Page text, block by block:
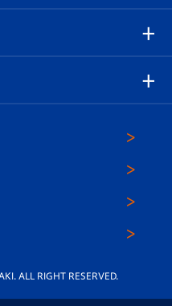
イド
ALL RIGHT RESERVED.